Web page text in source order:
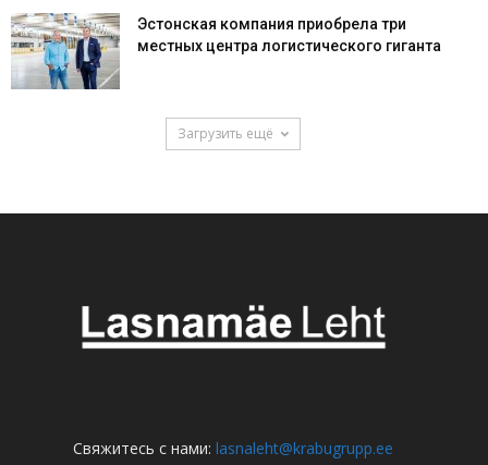
Эстонская компания приобрела три
местных центра логистического гиганта
Загрузить ещё
Свяжитесь с нами: lasnaleht@krabugrupp.ee